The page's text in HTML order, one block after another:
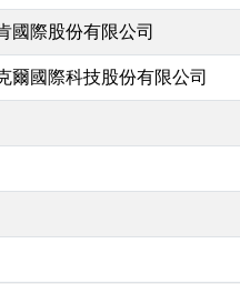
國際股份有限公司
爾國際科技股份有限公司